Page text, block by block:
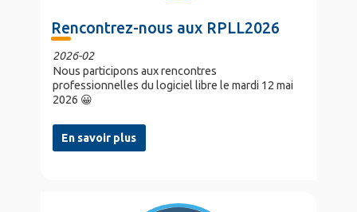
Rencontrez-nous aux RPLL2026
2026-02
Nous participons aux rencontres
professionnelles du logiciel libre le mardi 12 mai
2026 😀
En savoir plus